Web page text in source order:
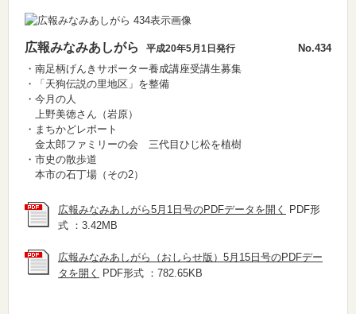
No.434
広報みなみあしがら 平成20年5月1日発行
・南足柄げんきサポーター養成講座受講生募集
・「天狗伝説の里地区」を整備
・今月の人
上野美徳さん（岩原）
・まちかどレポート
金太郎ファミリーの会 三代目ひじ松を植樹
・市史の散歩道
本市の石丁場（その2）
広報みなみあしがら5月1日号のPDFデータを開く
PDF形
式 ：3.42MB
広報みなみあしがら（おしらせ版）5月15日号のPDFデー
タを開く
PDF形式 ：782.65KB